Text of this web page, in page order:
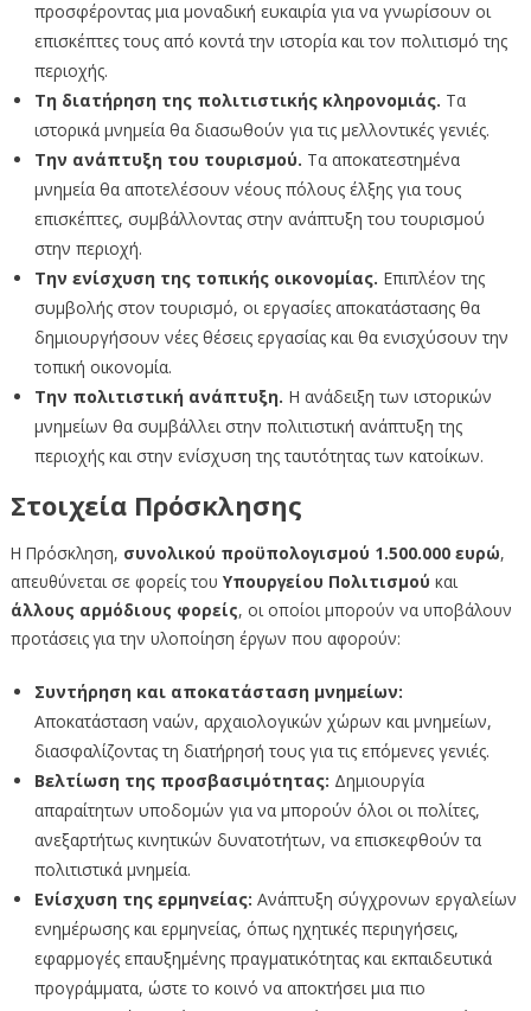
προσφέροντας μια μοναδική ευκαιρία για να γνωρίσουν οι
επισκέπτες τους από κοντά την ιστορία και τον πολιτισμό της
περιοχής.
Τη διατήρηση της πολιτιστικής κληρονομιάς. Τα
ιστορικά μνημεία θα διασωθούν για τις μελλοντικές γενιές.
Την ανάπτυξη του τουρισμού. Τα αποκατεστημένα
μνημεία θα αποτελέσουν νέους πόλους έλξης για τους
επισκέπτες, συμβάλλοντας στην ανάπτυξη του τουρισμού
στην περιοχή.
Την ενίσχυση της τοπικής οικονομίας. Επιπλέον της
συμβολής στον τουρισμό, οι εργασίες αποκατάστασης θα
δημιουργήσουν νέες θέσεις εργασίας και θα ενισχύσουν την
τοπική οικονομία.
Την πολιτιστική ανάπτυξη. Η ανάδειξη των ιστορικών
μνημείων θα συμβάλλει στην πολιτιστική ανάπτυξη της
περιοχής και στην ενίσχυση της ταυτότητας των κατοίκων.
Στοιχεία Πρόσκλησης
Η Πρόσκληση, συνολικού προϋπολογισμού 1.500.000 ευρώ,
απευθύνεται σε φορείς του Υπουργείου Πολιτισμού και
άλλους αρμόδιους φορείς, οι οποίοι μπορούν να υποβάλουν
προτάσεις για την υλοποίηση έργων που αφορούν:
Συντήρηση και αποκατάσταση μνημείων:
Αποκατάσταση ναών, αρχαιολογικών χώρων και μνημείων,
διασφαλίζοντας τη διατήρησή τους για τις επόμενες γενιές.
Βελτίωση της προσβασιμότητας: Δημιουργία
απαραίτητων υποδομών για να μπορούν όλοι οι πολίτες,
ανεξαρτήτως κινητικών δυνατοτήτων, να επισκεφθούν τα
πολιτιστικά μνημεία.
Ενίσχυση της ερμηνείας: Ανάπτυξη σύγχρονων εργαλείων
ενημέρωσης και ερμηνείας, όπως ηχητικές περιηγήσεις,
εφαρμογές επαυξημένης πραγματικότητας και εκπαιδευτικά
προγράμματα, ώστε το κοινό να αποκτήσει μια πιο